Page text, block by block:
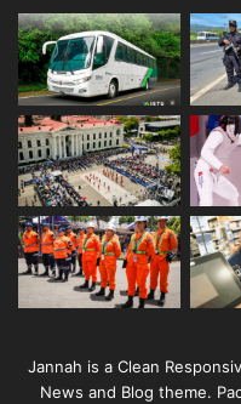
Jannah is a Clean
News and Blog theme.